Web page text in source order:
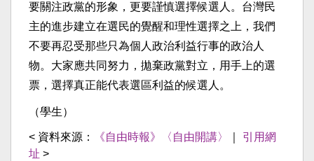
要關注政黨的形象，更要謹慎選擇候選人。台灣民
主的進步建立在選民的覺醒和理性選擇之上，我們
不要再忍受那些只為個人政治利益行事的政治人
物。大家應共同努力，拋棄政黨對立，用手上的選
票，選擇真正能代表選區利益的候選人。
（學生）
< 資料來源： 《自由時報》〈自由開講〉
引用網
址 >